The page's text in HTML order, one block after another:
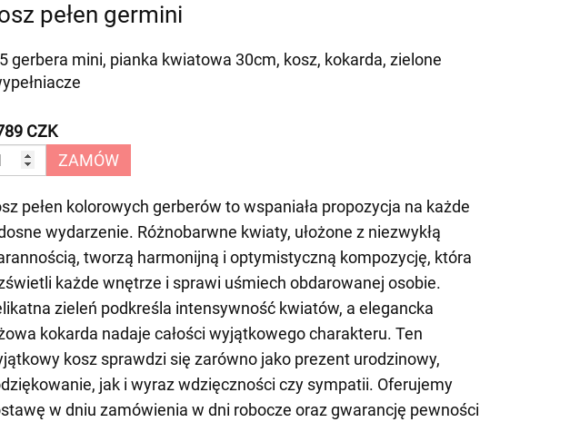
pełen germini
gerbera mini, pianka kwiatowa 30cm, kosz, kokarda, zielone
CZK
ZAMÓW
pełen kolorowych gerberów to wspaniała propozycja na każde
wydarzenie. Różnobarwne kwiaty, ułożone z niezwykłą
tworzą harmonijną i optymistyczną kompozycję, która
każde wnętrze i sprawi uśmiech obdarowanej osobie.
zieleń podkreśla intensywność kwiatów, a elegancka
kokarda nadaje całości wyjątkowego charakteru. Ten
kosz sprawdzi się zarówno jako prezent urodzinowy,
jak i wyraz wdzięczności czy sympatii. Oferujemy
w dniu zamówienia w dni robocze oraz gwarancję pewności